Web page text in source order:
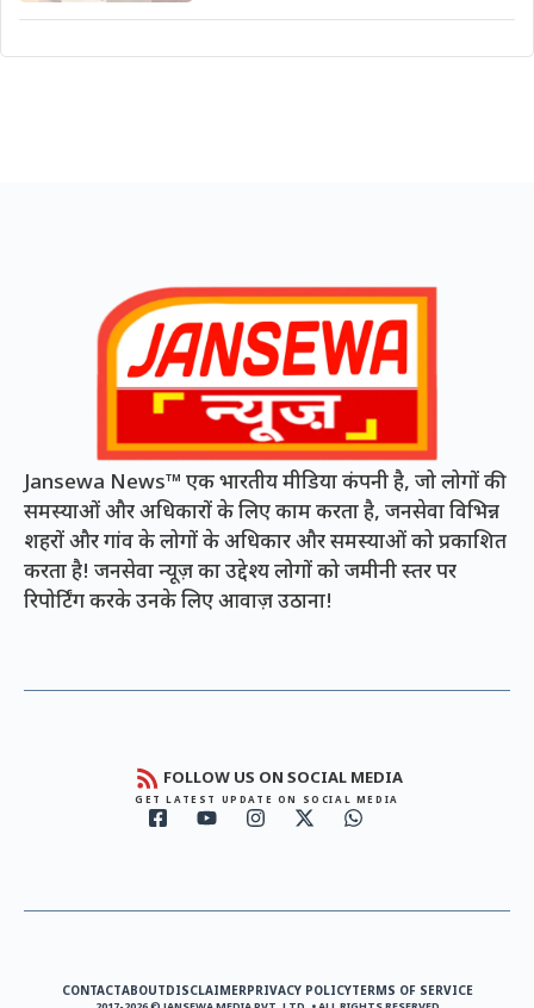
Jansewa News™ एक भारतीय मीडिया कंपनी है, जो लोगों की
समस्याओं और अधिकारों के लिए काम करता है, जनसेवा विभिन्न
शहरों और गांव के लोगों के अधिकार और समस्याओं को प्रकाशित
करता है! जनसेवा न्यूज़ का उद्देश्य लोगों को जमीनी स्तर पर
रिपोर्टिंग करके उनके लिए आवाज़ उठाना!
FOLLOW US ON SOCIAL MEDIA
GET LATEST UPDATE ON SOCIAL MEDIA
CONTACTABOUTDISCLAIMERPRIVACY POLICYTERMS OF SERVICE